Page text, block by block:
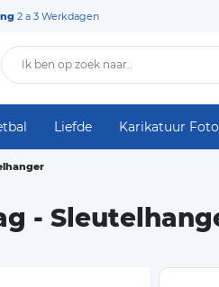
2 a 3 Werkdagen
Liefde Karikatuur
-